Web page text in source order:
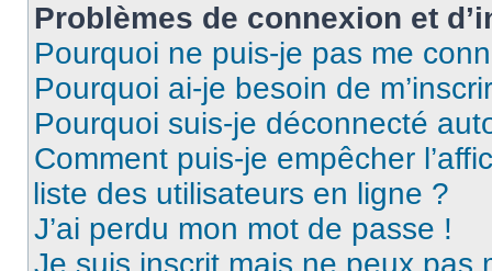
Problèmes de connexion et
Pourquoi ne puis-je pas me
Pourquoi ai-je besoin de
Pourquoi suis-je déconnecté
Comment puis-je empêcher
liste des utilisateurs en ligne ?
J’ai perdu mon mot de passe !
Je suis inscrit mais ne peux pas